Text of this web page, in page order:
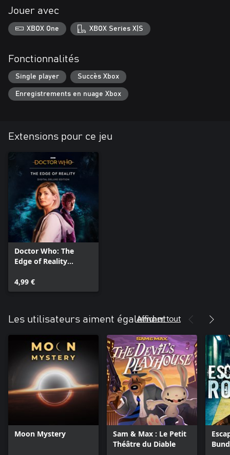
Jouer avec
XBOX One XBOX Series X|S
Fonctionnalités
Single player Succès Xbox
Enregistrements en nuage Xbox
Extensions pour ce jeu
Doctor Who: The
Edge of Reality
4,99 €
Les utilisateurs aiment également
Afficher tout
Moon Mystery
Sam & Max : Le Petit
Théâtre du Diable